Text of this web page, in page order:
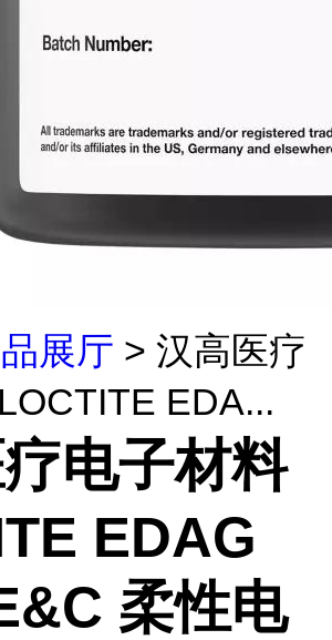
展厅 > 汉高医疗
EDA...
电子材料
EDAG
柔性电